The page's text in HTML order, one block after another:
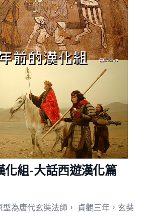
化組-大話西遊漢化篇
為唐代玄奘法師， 貞觀三年，玄奘